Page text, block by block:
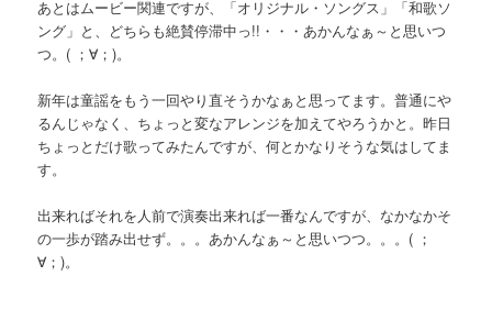
あとはムービー関連ですが、「オリジナル・ソングス」「和歌ソ
ング」と、どちらも絶賛停滞中っ!!・・・あかんなぁ～と思いつ
つ。( ；∀；)。
新年は童謡をもう一回やり直そうかなぁと思ってます。普通にや
るんじゃなく、ちょっと変なアレンジを加えてやろうかと。昨日
ちょっとだけ歌ってみたんですが、何とかなりそうな気はしてま
す。
出来ればそれを人前で演奏出来れば一番なんですが、なかなかそ
の一歩が踏み出せず。。。あかんなぁ～と思いつつ。。。( ；
∀；)。